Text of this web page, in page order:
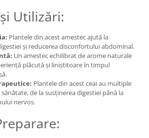
Utilizări:
Plantele din acest amestec ajută la
și reducerea disconfortului abdominal.
Un amestec echilibrat de arome naturale
plăcută și liniștitoare în timpul
Plantele din acest ceai au multiple
de la susținerea digestiei până la
nervos.